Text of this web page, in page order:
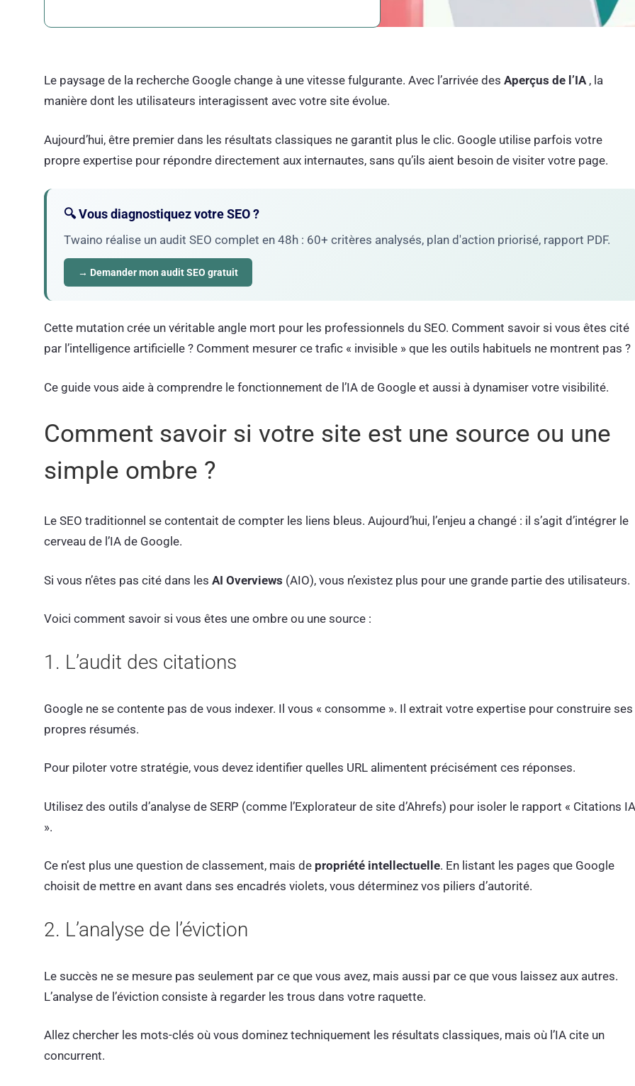
Le paysage de la recherche Google change à une vitesse fulgurante. Avec l’arrivée des Aperçus de l’IA, la
manière dont les utilisateurs interagissent avec votre site évolue.
Aujourd’hui, être premier dans les résultats classiques ne garantit plus le clic. Google utilise parfois votre
propre expertise pour répondre directement aux internautes, sans qu’ils aient besoin de visiter votre page.
🔍 Vous diagnostiquez votre SEO ?
Twaino réalise un audit SEO complet en 48h : 60+ critères analysés, plan d'action priorisé, rapport PDF.
→ Demander mon audit SEO gratuit
Cette mutation crée un véritable angle mort pour les professionnels du SEO. Comment savoir si vous êtes cité
par l’intelligence artificielle ? Comment mesurer ce trafic « invisible » que les outils habituels ne montrent pas ?
Ce guide vous aide à comprendre le fonctionnement de l’IA de Google et aussi à dynamiser votre visibilité.
Comment savoir si votre site est une source ou une
simple ombre ?
Le SEO traditionnel se contentait de compter les liens bleus. Aujourd’hui, l’enjeu a changé : il s’agit d’intégrer le
cerveau de l’IA de Google.
Si vous n’êtes pas cité dans les AI Overviews (AIO), vous n’existez plus pour une grande partie des utilisateurs.
Voici comment savoir si vous êtes une ombre ou une source :
1. L’audit des citations
Google ne se contente pas de vous indexer. Il vous « consomme ». Il extrait votre expertise pour construire ses
propres résumés.
Pour piloter votre stratégie, vous devez identifier quelles URL alimentent précisément ces réponses.
Utilisez des outils d’analyse de SERP (comme l’Explorateur de site d’Ahrefs) pour isoler le rapport « Citations IA
».
Ce n’est plus une question de classement, mais de propriété intellectuelle. En listant les pages que Google
choisit de mettre en avant dans ses encadrés violets, vous déterminez vos piliers d’autorité.
2. L’analyse de l’éviction
Le succès ne se mesure pas seulement par ce que vous avez, mais aussi par ce que vous laissez aux autres.
L’analyse de l’éviction consiste à regarder les trous dans votre raquette.
Allez chercher les mots-clés où vous dominez techniquement les résultats classiques, mais où l’IA cite un
concurrent.